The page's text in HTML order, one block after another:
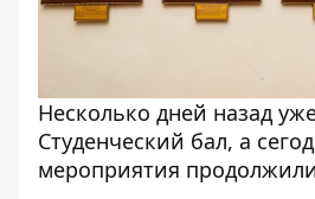
Несколько дней назад
Студенческий бал, а
мероприятия